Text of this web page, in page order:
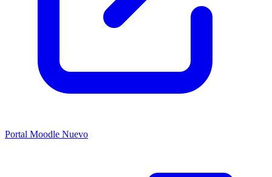
Portal Moodle Nuevo